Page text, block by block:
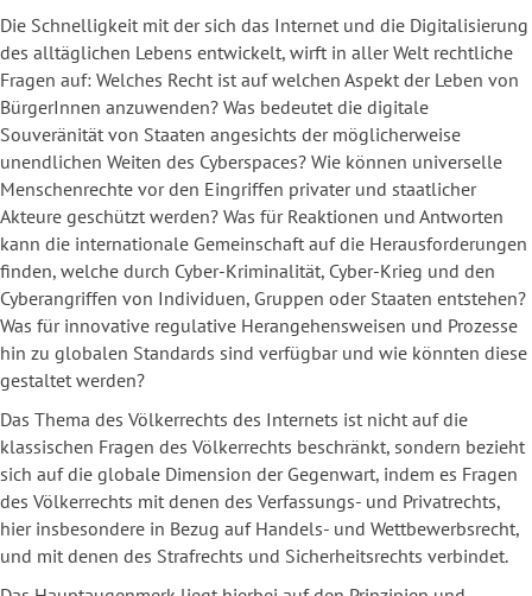
Die Schnelligkeit mit der sich das Internet und die Digitalisierung
des alltäglichen Lebens entwickelt, wirft in aller Welt rechtliche
Fragen auf: Welches Recht ist auf welchen Aspekt der Leben von
BürgerInnen anzuwenden? Was bedeutet die digitale
Souveränität von Staaten angesichts der möglicherweise
unendlichen Weiten des Cyberspaces? Wie können universelle
Menschenrechte vor den Eingriffen privater und staatlicher
Akteure geschützt werden? Was für Reaktionen und Antworten
kann die internationale Gemeinschaft auf die Herausforderungen
finden, welche durch Cyber-Kriminalität, Cyber-Krieg und den
Cyberangriffen von Individuen, Gruppen oder Staaten entstehen?
Was für innovative regulative Herangehensweisen und Prozesse
hin zu globalen Standards sind verfügbar und wie könnten diese
gestaltet werden?
Das Thema des Völkerrechts des Internets ist nicht auf die
klassischen Fragen des Völkerrechts beschränkt, sondern bezieht
sich auf die globale Dimension der Gegenwart, indem es Fragen
des Völkerrechts mit denen des Verfassungs- und Privatrechts,
hier insbesondere in Bezug auf Handels- und Wettbewerbsrecht,
und mit denen des Strafrechts und Sicherheitsrechts verbindet.